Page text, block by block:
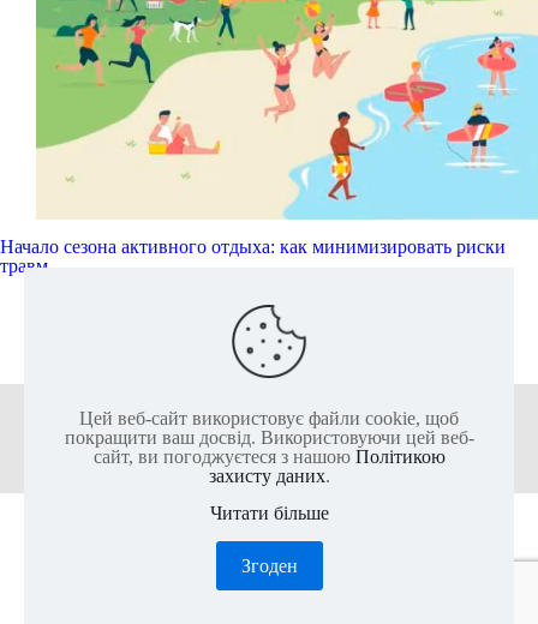
Начало сезона активного отдыха: как минимизировать риски
травм
+38 (050) 136-25-80 +38 (063) 136-25-85
2011-2026 @ ІКС-ПАРК - Найбільший актив-парк Європи
Цей веб-сайт використовує файли cookie, щоб
покращити ваш досвід. Використовуючи цей веб-
сайт, ви погоджуєтеся з нашою Політикою
захисту даних.
Читати більше
Згоден